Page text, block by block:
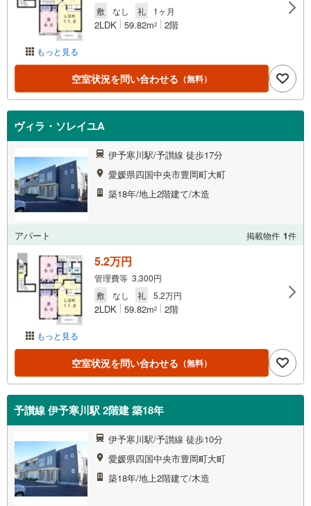
もっと見る
敷
なし 礼 1ヶ月
2LDK 59.82m2 2階
空室状況を問い合わせる （無料）
ヴィラ・ソレイユA
伊予寒川駅/予讃線 徒歩17分
愛媛県四国中央市豊岡町大町
築18年/地上2階建て/木造
アパート 掲載物件 1件
もっと見る
5.2万円
管理費等 3,300円
敷
なし 礼 5.2万円
2LDK 59.82m2 2階
空室状況を問い合わせる （無料）
予讃線 伊予寒川駅 2階建 築18年
伊予寒川駅/予讃線 徒歩10分
愛媛県四国中央市豊岡町大町
築18年/地上2階建て/木造